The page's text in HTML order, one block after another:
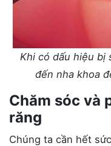
Khi có dấu hiệu bị
đến nha khoa
Chăm sóc và
răng
Chúng ta cần hết